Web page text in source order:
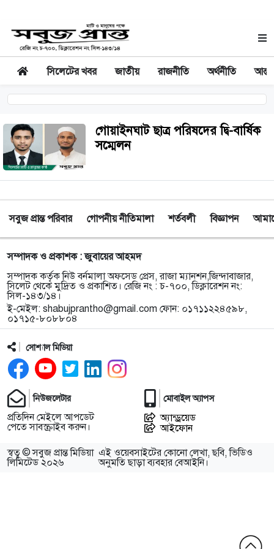
সিলেটের খবর জাতীয় রাজনীতি অর্থনীতি
গোয়াইনঘাট ছাত্র পরিষদের দ্বি-বার্ষিক
সম্মেলন
সবুজ প্রান্ত পরিবার গোপনীয় নীতিমালা শর্তবলী বিজ্ঞাপন
সম্পাদক ও প্রকাশক : জুবায়ের আহমদ
সম্পাদক কর্তৃক নিউ বর্নমালা অফসেড প্রেস, রাজা ম্যানশন,জিন্দাবাজার,
সিলেট থেকে মুদ্রিত ও প্রকাশিত। রেজি নং : চ-৭০০, ডিক্লারেশন নং:
সিল-১৪৩/১৪।
ই-মেইল: shabujprantho@gmail.com ফোন: ০১৭১১২২৪৫৯৮,
০১৭১৫-৮০৮৮০৪
সোশ্যাল মিডিয়া
নিউজলেটার
প্রতিদিন মেইলে আপডেট
পেতে সাবস্ক্রাইব করুন।
মোবাইল অ্যাপস
অ্যান্ড্রয়েড
আইফোন
স্বত্ব © সবুজ প্রান্ত মিডিয়া
লিমিটেড ২০২৬
এই ওয়েবসাইটের কোনো লেখা, ছবি, ভিডিও
অনুমতি ছাড়া ব্যবহার বেআইনি।